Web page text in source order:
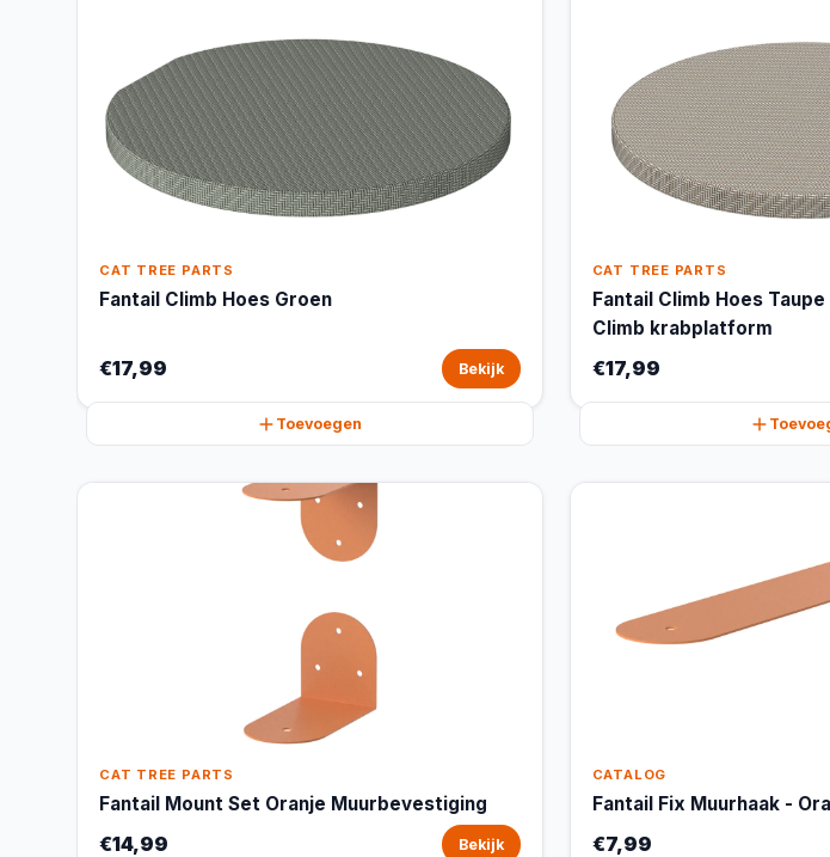
CAT TREE PARTS
Fantail Climb Hoes Groen
€17,99 Bekijk
Toevoegen
CAT TREE PARTS
Fantail Climb Hoes
Climb krabplatform
€17,99
CAT TREE PARTS
Fantail Mount Set Oranje Muurbevestiging
€14,99 Bekijk
CATALOG
Fantail Fix Muurhaak -
€7,99